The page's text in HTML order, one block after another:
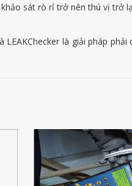
khảo sát rò rỉ trở nên thú vị trở
LEAKChecker là giải pháp